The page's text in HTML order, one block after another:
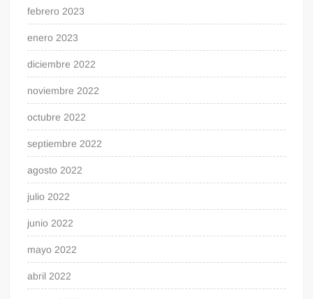
febrero 2023
enero 2023
diciembre 2022
noviembre 2022
octubre 2022
septiembre 2022
agosto 2022
julio 2022
junio 2022
mayo 2022
abril 2022